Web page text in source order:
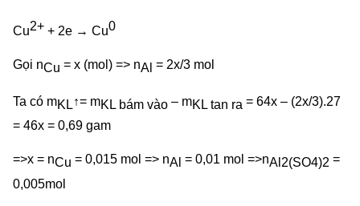
Cu2+ + 2e → Cu0
Gọi nCu = x (mol) => nAl = 2x/3 mol
Ta có mKL↑= mKL bám vào – mKL tan ra = 64x – (2x/3).27
= 46x = 0,69 gam
=>x = nCu = 0,015 mol => nAl = 0,01 mol =>nAl2(SO4)2 =
0,005mol